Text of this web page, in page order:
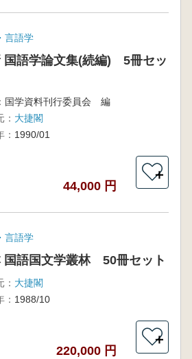
言語学
国語学論文集(続編) 5冊セッ
国学資料刊行委員会 編
大捷閣
： 1990/01
44,000 円
＋
言語学
国語国文学叢林 50冊セット
大捷閣
： 1988/10
220,000 円
＋